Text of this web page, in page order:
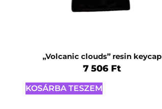
„Volcanic clouds” resin keycap
7 506 Ft
KOSÁRBA TESZEM